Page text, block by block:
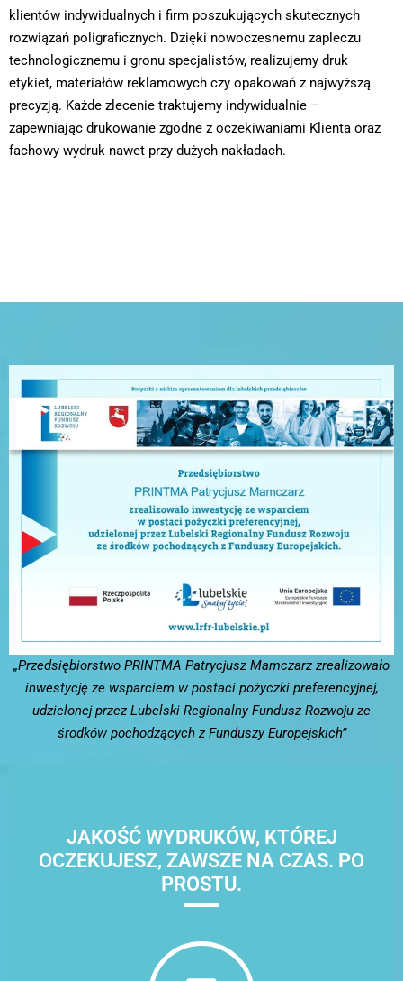
klientów indywidualnych i firm poszukujących skutecznych
rozwiązań poligraficznych. Dzięki nowoczesnemu zapleczu
technologicznemu i gronu specjalistów, realizujemy druk
etykiet, materiałów reklamowych czy opakowań z najwyższą
precyzją. Każde zlecenie traktujemy indywidualnie –
zapewniając drukowanie zgodne z oczekiwaniami Klienta oraz
fachowy wydruk nawet przy dużych nakładach.
„Przedsiębiorstwo PRINTMA Patrycjusz Mamczarz zrealizowało
inwestycję ze wsparciem w postaci pożyczki preferencyjnej,
udzielonej przez Lubelski Regionalny Fundusz Rozwoju ze
środków pochodzących z Funduszy Europejskich”
JAKOŚĆ WYDRUKÓW, KTÓREJ
OCZEKUJESZ, ZAWSZE NA CZAS. PO
PROSTU.